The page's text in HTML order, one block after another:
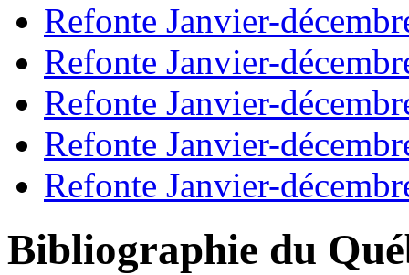
Refonte Janvier-
Refonte Janvier-
Refonte Janvier-
Refonte Janvier-
Refonte Janvier-
Bibliographie du